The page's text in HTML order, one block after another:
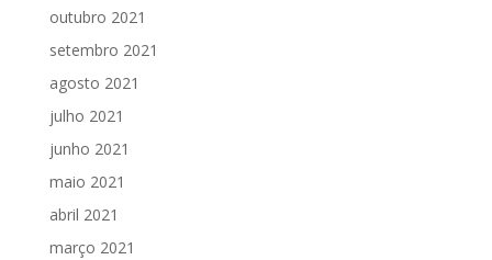
outubro 2021
setembro 2021
agosto 2021
julho 2021
junho 2021
maio 2021
abril 2021
março 2021